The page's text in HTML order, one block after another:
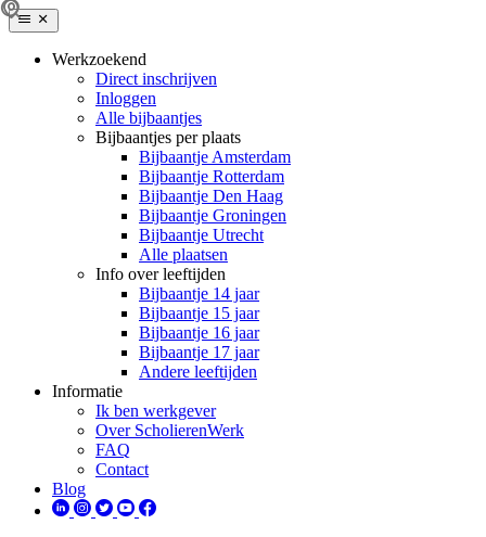
Werkzoekend
Direct inschrijven
Inloggen
Alle bijbaantjes
Bijbaantjes per plaats
Bijbaantje Amsterdam
Bijbaantje Rotterdam
Bijbaantje Den Haag
Bijbaantje Groningen
Bijbaantje Utrecht
Alle plaatsen
Info over leeftijden
Bijbaantje 14 jaar
Bijbaantje 15 jaar
Bijbaantje 16 jaar
Bijbaantje 17 jaar
Andere leeftijden
Informatie
Ik ben werkgever
Over ScholierenWerk
FAQ
Contact
Blog